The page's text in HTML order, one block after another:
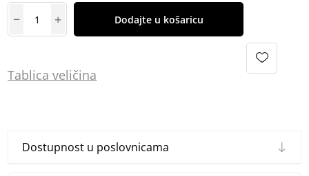
Dodajte u košaricu
Tablica veličina
Dostupnost u poslovnicama